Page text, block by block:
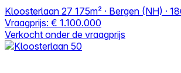
Kloosterlaan 27 175m² · Bergen (NH) ·
Vraagprijs: € 1.100.000
Verkocht onder de vraagprijs